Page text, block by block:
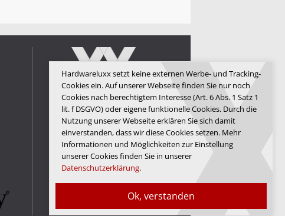
Ok, verstanden
Hardwareluxx setzt keine externen Werbe- und Tracking-
Cookies ein. Auf unserer Webseite finden Sie nur noch
Cookies nach berechtigtem Interesse (Art. 6 Abs. 1 Satz 1
lit. f DSGVO) oder eigene funktionelle Cookies. Durch die
Nutzung unserer Webseite erklären Sie sich damit
einverstanden, dass wir diese Cookies setzen. Mehr
Informationen und Möglichkeiten zur Einstellung
unserer Cookies finden Sie in unserer
Datenschutzerklärung.
Hardwareluxx Media GmbH
© Copyright 2026 Hardwareluxx
Media GmbH